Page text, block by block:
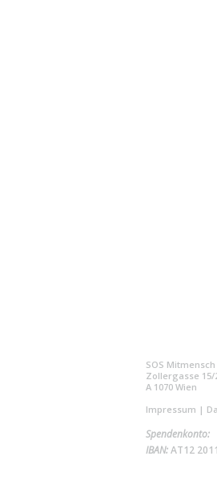
SOS Mitmensch
Zollergasse 15/
A 1070 Wien
Impressum |
Spendenkonto:
IBAN:AT12